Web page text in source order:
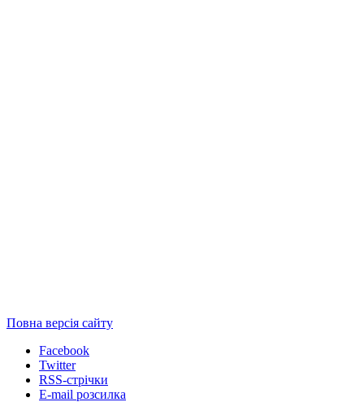
Повна версія сайту
Facebook
Twitter
RSS-стрічки
E-mail розсилка